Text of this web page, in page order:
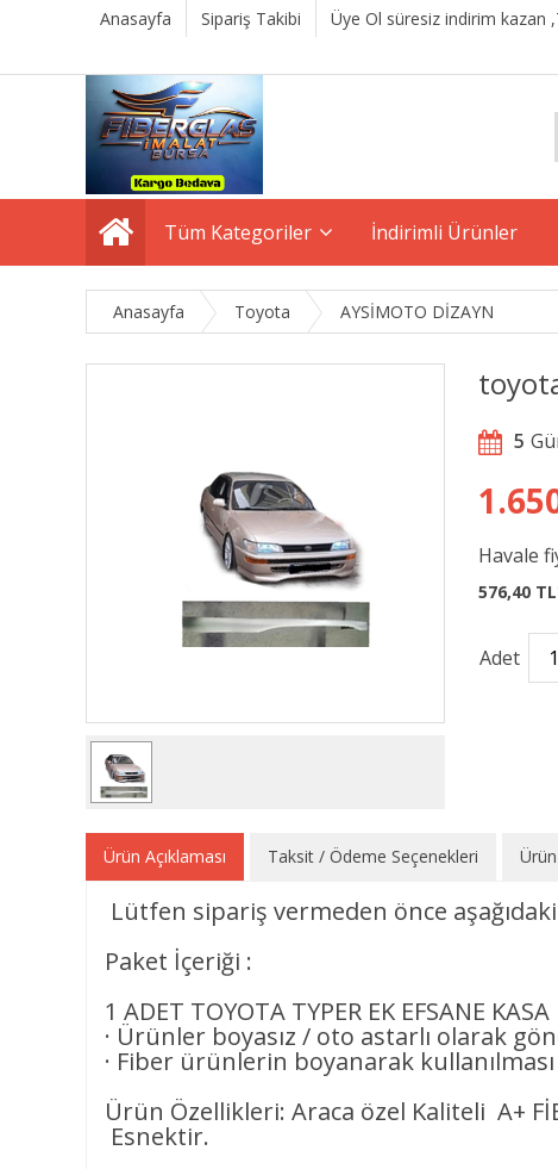
Anasayfa Sipariş Takibi Üye Ol süresiz indirim kazan
Tüm Kategoriler İndirimli Ürünler
Anasayfa Toyota AYSİMOTO DİZAYN
5
Havale
576,40 TL
Adet
Ürün Açıklaması Taksit / Ödeme Seçenekleri
Lütfen sipariş vermeden önce
Paket İçeriği :
1 ADET TOYOTA TYPER EK EFSANE KASA
· Ürünler boyasız / oto astarlı olarak
· Fiber ürünlerin boyanarak
Ürün Özellikleri: Araca özel Kaliteli A+
Esnektir.